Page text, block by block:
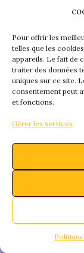
Pour offrir les
telles que les
appareils. Le fait de
traiter des données
uniques sur ce site.
consentement peut
et fonctions.
Gérer les services